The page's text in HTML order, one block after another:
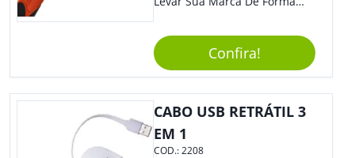
Sua Empresa Em Eventos,
Reuniões Corporativas Ou Até
Mesmo Para Presentear
Colaboradores E Parceiros De
Sua Empresa.
Confira!
CABO USB RETRÁTIL 3
EM 1
COD.:2208